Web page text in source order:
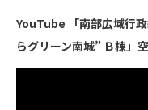
YouTube 「南部広域行
らグリーン南城” Ｂ棟」